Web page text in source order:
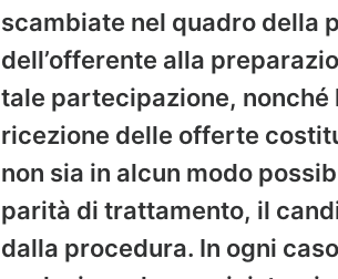
scambiate nel quadro della
dell’offerente alla
tale partecipazione,
ricezione delle offerte
non sia in alcun modo
parità di trattamento, il
dalla procedura. In ogni